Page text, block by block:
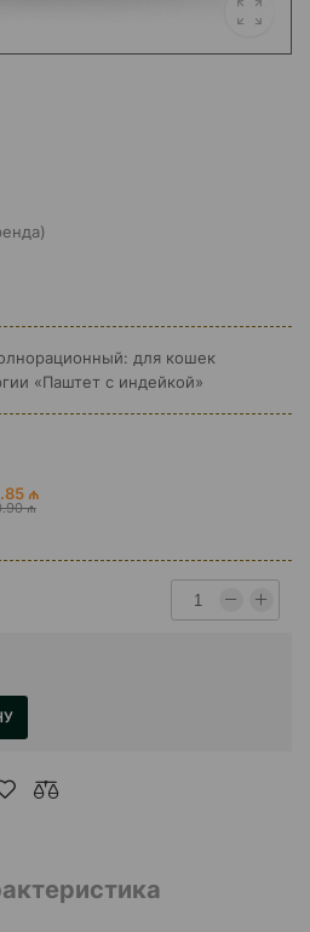
для кошек
«Паштет с индейкой»
₼
₼